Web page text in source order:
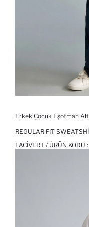
Erkek Çocuk Eşofman
REGULAR FIT
LACIVERT / ÜRÜN KODU :